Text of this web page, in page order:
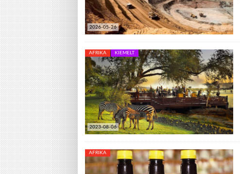
2026-05-26
2023-08-06
AFRIKA KIEMELT
AFRIKA